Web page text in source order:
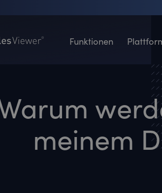
Funktionen
meinem